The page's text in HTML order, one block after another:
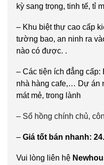
kỳ sang trọng, tinh tế, tỉ
– Khu biệt thự cao cấp
tường bao, an ninh ra
nào có được. .
– Các tiện ích đẳng cấp:
nhà hàng cafe,… Dự án
mát mẻ, trong lành
– Sổ hồng chính chủ,
– Giá tốt bán nhanh:
Vui lòng liên hệ